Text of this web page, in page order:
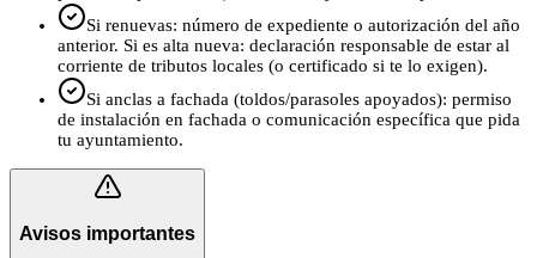
Si renuevas: número de expediente o autorización del año
anterior. Si es alta nueva: declaración responsable de estar al
corriente de tributos locales (o certificado si te lo exigen).
Si anclas a fachada (toldos/parasoles apoyados): permiso
de instalación en fachada o comunicación específica que pida
tu ayuntamiento.
Avisos importantes